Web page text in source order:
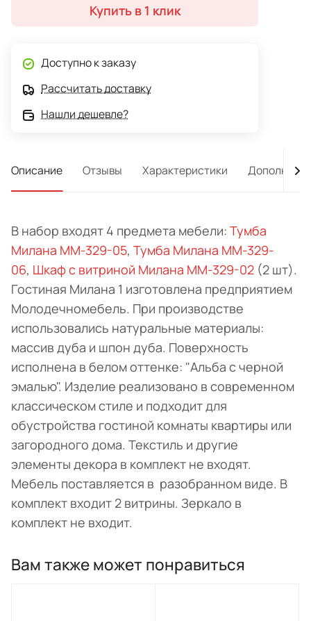
Купить в 1 клик
Доступно к заказу
Рассчитать доставку
Нашли дешевле?
Описание Отзывы Характеристики
В набор входят 4 предмета мебели: Тумба
Милана ММ-329-05, Тумба Милана ММ-329-
06, Шкаф с витриной Милана ММ-329-02 (2 шт).
Гостиная Милана 1 изготовлена предприятием
Молодечномебель. При производстве
использовались натуральные материалы:
массив дуба и шпон дуба. Поверхность
исполнена в белом оттенке: "Альба с черной
эмалью". Изделие реализовано в современном
классическом стиле и подходит для
обустройства гостиной комнаты квартиры или
загородного дома. Текстиль и другие
элементы декора в комплект не входят.
Мебель поставляется в разобранном виде. В
комплект входит 2 витрины. Зеркало в
комплект не входит.
Вам также может понравиться